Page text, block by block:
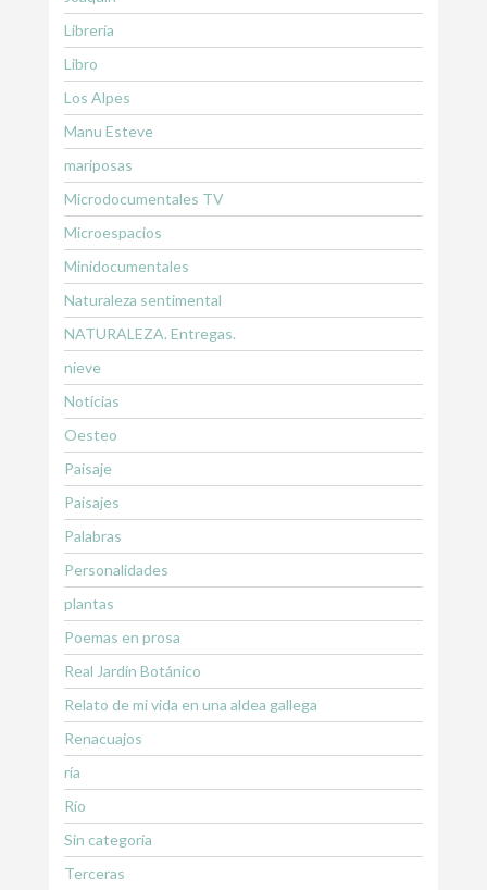
Librería
Libro
Los Alpes
Manu Esteve
mariposas
Microdocumentales TV
Microespacios
Minidocumentales
Naturaleza sentimental
NATURALEZA. Entregas.
nieve
Noticias
Oesteo
Paisaje
Paisajes
Palabras
Personalidades
plantas
Poemas en prosa
Real Jardín Botánico
Relato de mi vida en una aldea gallega
Renacuajos
ría
Río
Sin categoría
Terceras